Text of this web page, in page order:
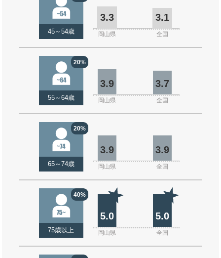
45～54歳
3.3 3.1
岡山県 全国
20%
55～64歳
3.9 3.7
岡山県 全国
20%
65～74歳
3.9 3.9
岡山県 全国
40%
75歳以上
5.0 5.0
岡山県 全国